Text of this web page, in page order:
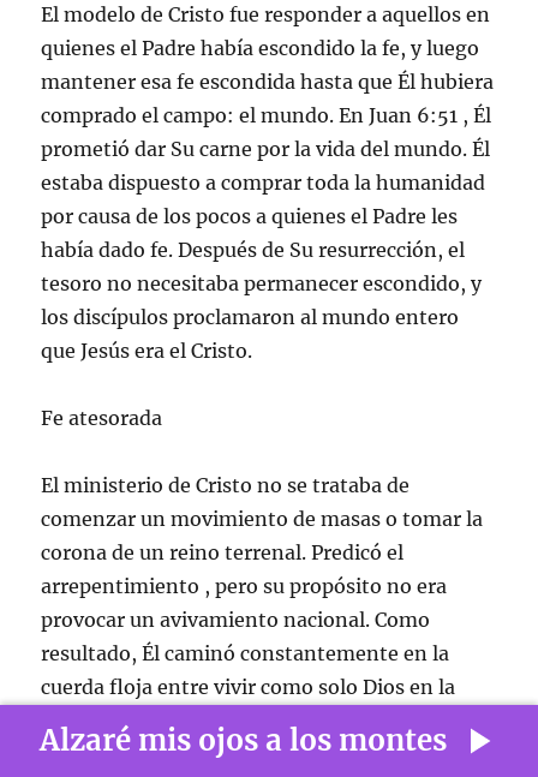
El modelo de Cristo fue responder a aquellos en
quienes el Padre había escondido la fe, y luego
mantener esa fe escondida hasta que Él hubiera
comprado el campo: el mundo. En Juan 6:51 , Él
prometió dar Su carne por la vida del mundo. Él
estaba dispuesto a comprar toda la humanidad
por causa de los pocos a quienes el Padre les
había dado fe. Después de Su resurrección, el
tesoro no necesitaba permanecer escondido, y
los discípulos proclamaron al mundo entero
que Jesús era el Cristo.
Fe atesorada
El ministerio de Cristo no se trataba de
comenzar un movimiento de masas o tomar la
corona de un reino terrenal. Predicó el
arrepentimiento , pero su propósito no era
provocar un avivamiento nacional. Como
resultado, Él caminó constantemente en la
cuerda floja entre vivir como solo Dios en la
carne puede hacerlo y evitar que la reacción
hacia Él se desborde demasiado pronto. Sus
Alzaré mis ojos a los montes